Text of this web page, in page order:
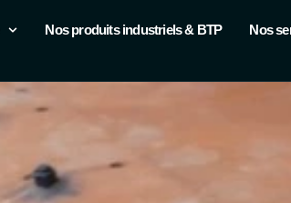
Nos produits industriels & BTP Nos